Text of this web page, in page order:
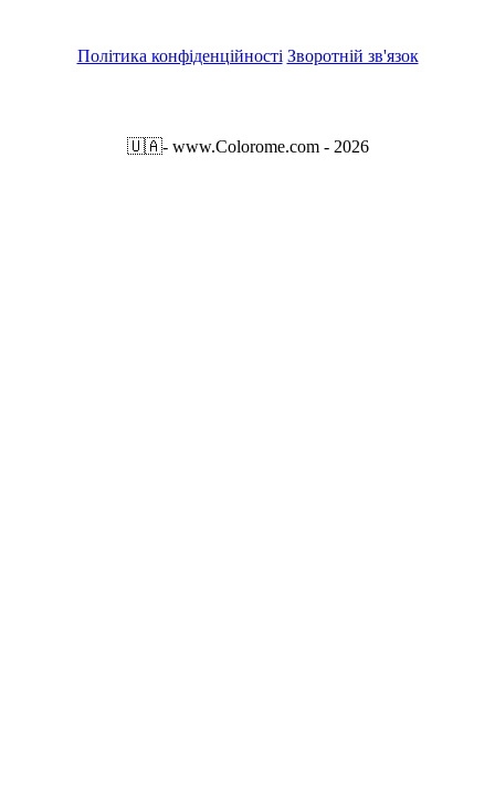
Політика конфіденційності Зворотній зв'язок
🇺🇦- www.Colorome.com - 2026